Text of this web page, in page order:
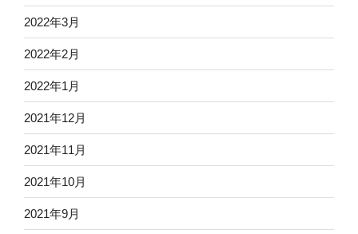
2022年3月
2022年2月
2022年1月
2021年12月
2021年11月
2021年10月
2021年9月